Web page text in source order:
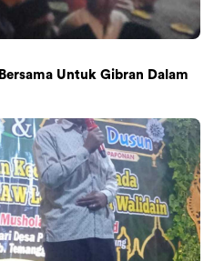
Untuk Gibran Dalam